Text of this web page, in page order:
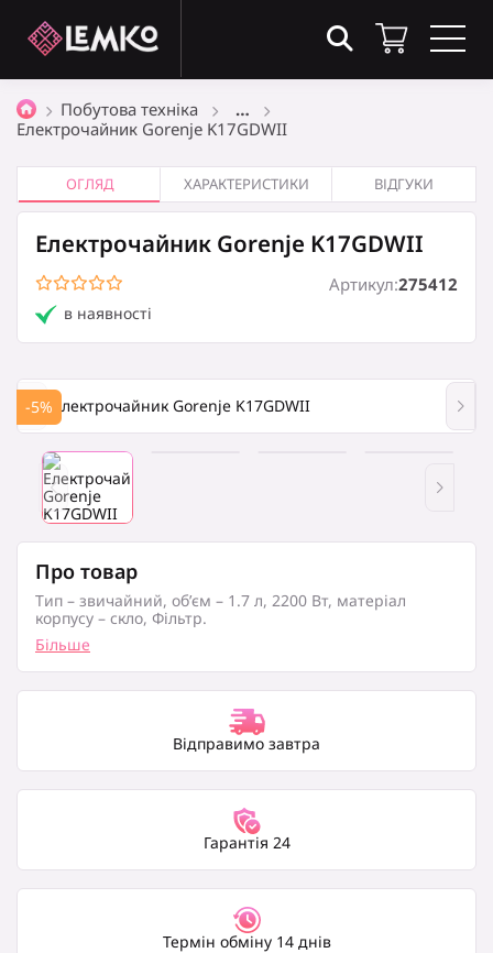
Товари в кошику (0)
0₴
Оформити замовлення
Побутова техніка
…
Електрочайник Gorenje K17GDWII
ОГЛЯД ХАРАКТЕРИСТИКИ ВІДГУКИ
Електрочайник Gorenje K17GDWII
в наявності
Артикул:275412
-5%
Про товар
Тип – звичайний, об’єм – 1.7 л, 2200 Вт, матеріал
корпусу – скло, Фільтр.
Більше
Відправимо завтра
Гарантія 24
Термін обміну 14 днів